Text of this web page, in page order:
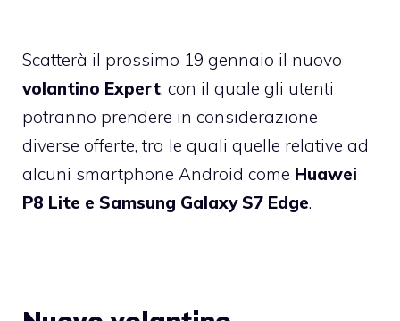
Scatterà il prossimo 19 gennaio il nuovo
volantino Expert, con il quale gli utenti
potranno prendere in considerazione
diverse offerte, tra le quali quelle relative ad
alcuni smartphone Android come Huawei
P8 Lite e Samsung Galaxy S7 Edge.